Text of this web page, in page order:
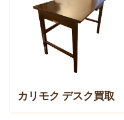
カリモク デスク買取